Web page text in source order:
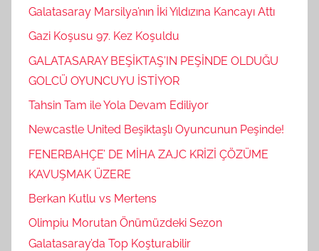
Galatasaray Marsilya’nın İki Yıldızına Kancayı Attı
Gazi Koşusu 97. Kez Koşuldu
GALATASARAY BEŞİKTAŞ’IN PEŞİNDE OLDUĞU
GOLCÜ OYUNCUYU İSTİYOR
Tahsin Tam ile Yola Devam Ediliyor
Newcastle United Beşiktaşlı Oyuncunun Peşinde!
FENERBAHÇE’ DE MİHA ZAJC KRİZİ ÇÖZÜME
KAVUŞMAK ÜZERE
Berkan Kutlu vs Mertens
Olimpiu Morutan Önümüzdeki Sezon
Galatasaray’da Top Koşturabilir